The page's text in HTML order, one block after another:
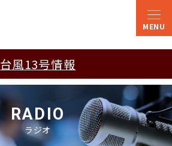
台風13号情報
RADIO
ラジオ